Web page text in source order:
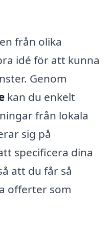
från olika
idé för att kunna
Genom
kan du enkelt
från lokala
sig på
specificera dina
att du får så
offerter som